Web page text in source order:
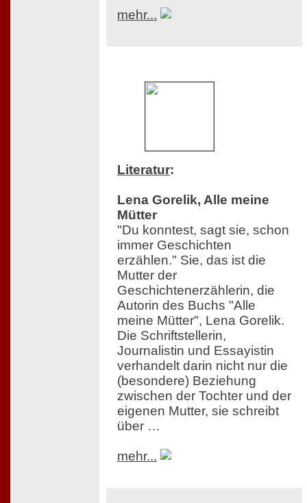
mehr...
Literatur:
Lena Gorelik, Alle meine
Mütter
"Du konntest, sagt sie, schon
immer Geschichten
erzählen." Sie, das ist die
Mutter der
Geschichtenerzählerin, die
Autorin des Buchs "Alle
meine Mütter", Lena Gorelik.
Die Schriftstellerin,
Journalistin und Essayistin
verhandelt darin nicht nur die
(besondere) Beziehung
zwischen der Tochter und der
eigenen Mutter, sie schreibt
über …
mehr...